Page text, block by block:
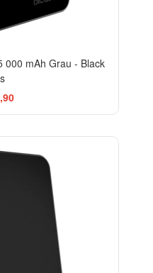
000 mAh Grau - Black